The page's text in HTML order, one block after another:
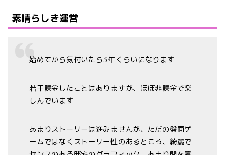
素晴らしき運営
始めてから気付いたら3年くらいになります
若干課金したことはありますが、ほぼ非課金で楽
しんでいます
あまりストーリーは進みませんが、ただの盤面ゲ
ームではなくストーリー性のあるところ、綺麗で